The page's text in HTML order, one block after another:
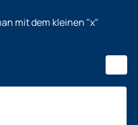
mit dem kleinen "x"